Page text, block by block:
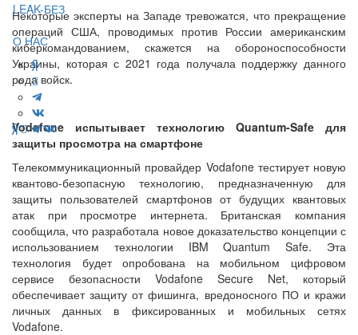
LEAK-БЕЗ
О НАС
Некоторые эксперты на Западе тревожатся, что прекращение
операций США, проводимых против России американским
киберкомандованием, скажется на обороноспособности
Украины, которая с 2021 года получала поддержку данного
рода войск.
Vodafone испытывает технологию Quantum-Safe для
защиты просмотра на смартфоне
Телекоммуникационный провайдер Vodafone тестирует новую
квантово-безопасную технологию, предназначенную для
защиты пользователей смартфонов от будущих квантовых
атак при просмотре интернета. Британская компания
сообщила, что разработала новое доказательство концепции с
использованием технологии IBM Quantum Safe. Эта
технология будет опробована на мобильном цифровом
сервисе безопасности Vodafone Secure Net, который
обеспечивает защиту от фишинга, вредоносного ПО и кражи
личных данных в фиксированных и мобильных сетях
Vodafone.